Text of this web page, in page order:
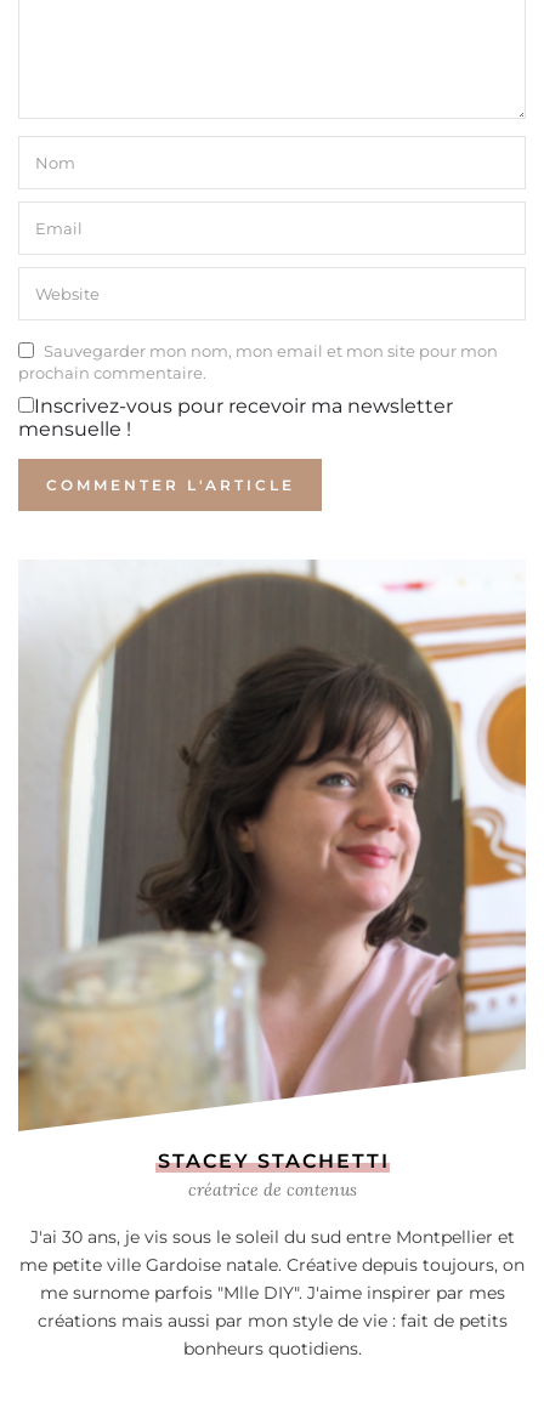
Sauvegarder mon nom, mon email et mon site pour mon
prochain commentaire.
Inscrivez-vous pour recevoir ma newsletter
mensuelle !
STACEY STACHETTI
créatrice de contenus
J'ai 30 ans, je vis sous le soleil du sud entre Montpellier et
me petite ville Gardoise natale. Créative depuis toujours, on
me surnome parfois "Mlle DIY". J'aime inspirer par mes
créations mais aussi par mon style de vie : fait de petits
bonheurs quotidiens.